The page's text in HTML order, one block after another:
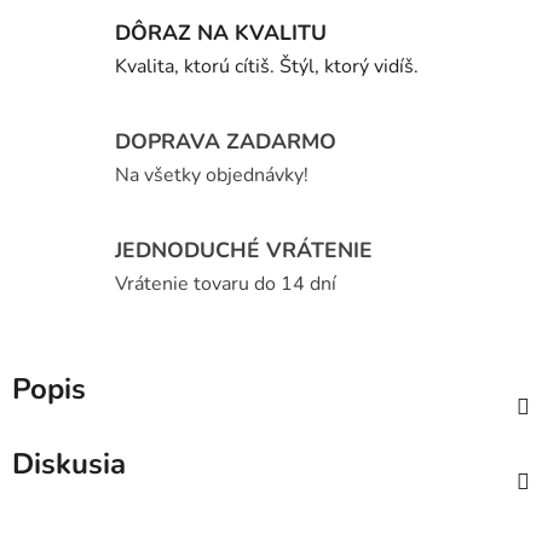
DÔRAZ NA KVALITU
Kvalita, ktorú cítiš. Štýl, ktorý vidíš.
DOPRAVA ZADARMO
Na všetky objednávky!
JEDNODUCHÉ VRÁTENIE
Vrátenie tovaru do 14 dní
Popis
Diskusia